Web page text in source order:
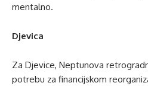
mentalno.
Djevica
Za Djevice, Neptunova
potrebu za financijskom